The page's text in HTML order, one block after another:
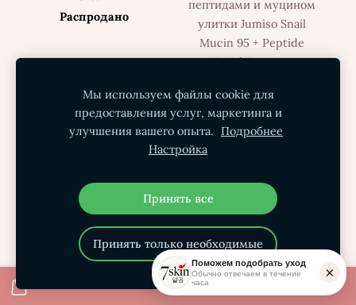
Распродано
пептидами и муцином
улитки Jumiso Snail
Mucin 95 + Peptide
Facial Essence
Лифтинг-ампула с
Поможем подобрать уход
Обычно отвечаем в течение
часа
×
Мы используем файлы cookie для
предоставления услуг, маркетинга и
улучшения вашего опыта.
Подробнее
Настройка
Принять все
Принять только необходимые